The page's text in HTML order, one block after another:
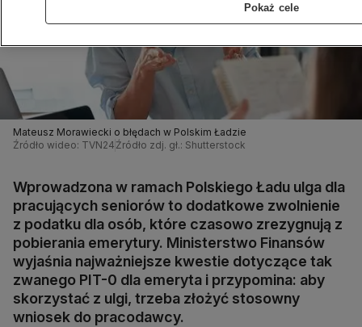
Mateusz Morawiecki o błędach w Polskim Ładzie
Źródło wideo: TVN24 Źródło zdj. gł.: Shutterstock
Wprowadzona w ramach Polskiego Ładu ulga dla
pracujących seniorów to dodatkowe zwolnienie
z podatku dla osób, które czasowo zrezygnują z
pobierania emerytury. Ministerstwo Finansów
wyjaśnia najważniejsze kwestie dotyczące tak
zwanego PIT-0 dla emeryta i przypomina: aby
skorzystać z ulgi, trzeba złożyć stosowny
wniosek do pracodawcy.
Pokaż cele